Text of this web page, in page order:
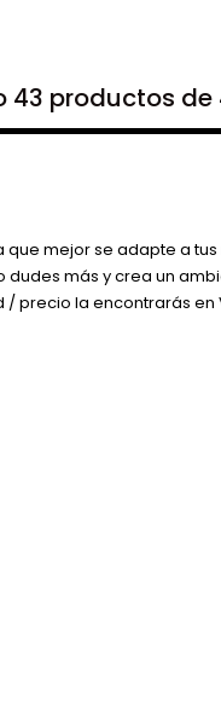
43 productos de
mejor se adapte a
más y crea un
la encontrarás